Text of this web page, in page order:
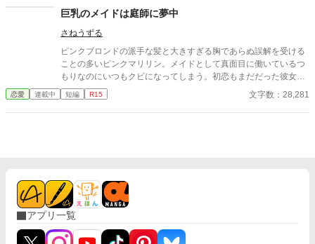
が、レイルドには隠している秘密……性癖があった。 ――君の××
巨乳のメイドは庭師に夢中
さねうずる
ピンクブロンドの派手な髪と大きすぎる胸であらぬ誤解を受ける
ことの多いピンクマリリン。メイドとして真面目に働いているつ
もりなのにいつもクビになってしまう。初恋もまだだった彼女が
やっとの思いで雇ってもらえたお屋敷にいたのは、大きくて無口
な庭師のエバンスさん。彼のことが気になる彼女は、、、、
恋愛 連載中 短編 R15 文字数：28,281
アプリ一覧